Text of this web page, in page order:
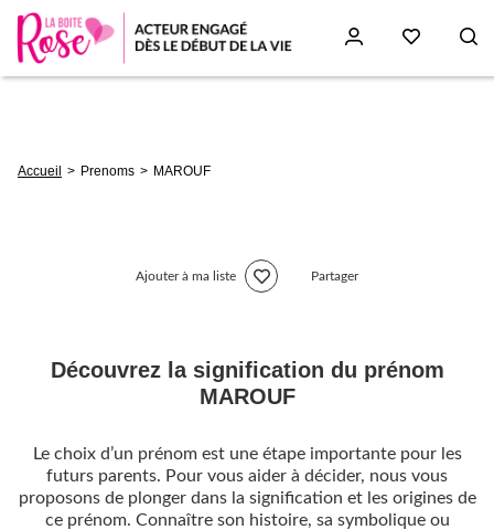
d'Ariane
Accueil Prenoms MAROUF
Ajouter à ma liste Partager
Découvrez la signification du prénom
MAROUF
Le choix d’un prénom est une étape importante pour les
futurs parents. Pour vous aider à décider, nous vous
proposons de plonger dans la signification et les origines de
ce prénom. Connaître son histoire, sa symbolique ou